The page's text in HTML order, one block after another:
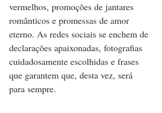
vermelhos, promoções de jantares
românticos e promessas de amor
eterno. As redes sociais se enchem de
declarações apaixonadas, fotografias
cuidadosamente escolhidas e frases
que garantem que, desta vez, será
para sempre.